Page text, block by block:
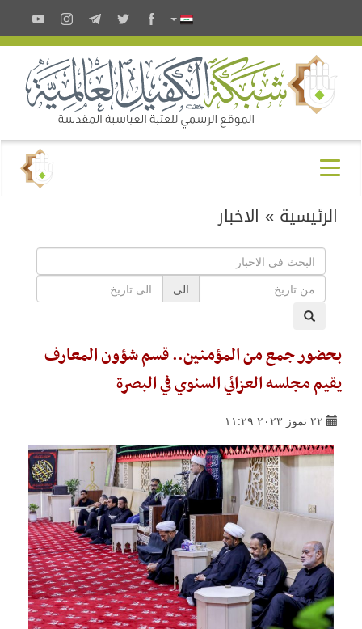
الرئيسية » الاخبار
الى
بحضور جمع من المؤمنين.. قسم شؤون المعارف
يقيم مجلسه العزائي السنوي في البصرة
٢٢ تموز ٢٠٢٣ ١١:٢٩